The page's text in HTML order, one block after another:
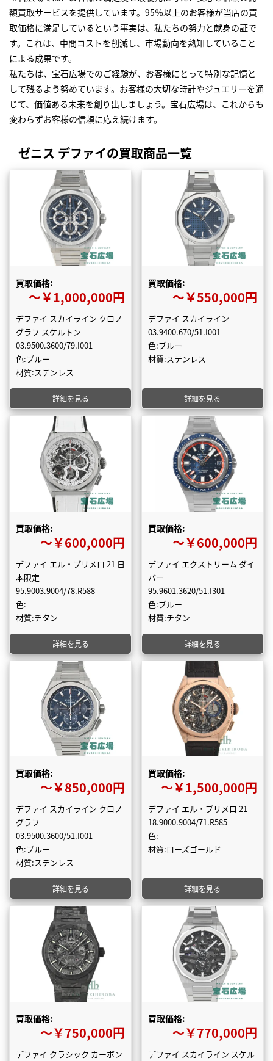
額買取サービスを提供しています。95％以上のお客様が当店の買
取価格に満足しているという事実は、私たちの努力と献身の証で
す。これは、中間コストを削減し、市場動向を熟知していること
による成果です。
私たちは、宝石広場でのご経験が、お客様にとって特別な記憶と
して残るよう努めています。お客様の大切な時計やジュエリーを通
じて、価値ある未来を創り出しましょう。宝石広場は、これからも
変わらずお客様の信頼に応え続けます。
ゼニス デファイの買取商品一覧
買取価格:
〜￥1,000,000円
デファイ スカイライン クロノ
グラフ スケルトン
03.9500.3600/79.I001
色:ブルー
材質:ステンレス
詳細を見る
買取価格:
〜￥550,000円
デファイ スカイライン
03.9400.670/51.I001
色:ブルー
材質:ステンレス
詳細を見る
買取価格:
〜￥600,000円
デファイ エル・プリメロ 21 日
本限定
95.9003.9004/78.R588
色:
材質:チタン
詳細を見る
買取価格:
〜￥600,000円
デファイ エクストリーム ダイ
バー
95.9601.3620/51.I301
色:ブルー
材質:チタン
詳細を見る
買取価格:
〜￥850,000円
デファイ スカイライン クロノ
グラフ
03.9500.3600/51.I001
色:ブルー
材質:ステンレス
詳細を見る
買取価格:
〜￥1,500,000円
デファイ エル・プリメロ 21
18.9000.9004/71.R585
色:
材質:ローズゴールド
詳細を見る
買取価格:
〜￥750,000円
デファイ クラシック カーボン
買取価格:
〜￥770,000円
デファイ スカイライン スケル